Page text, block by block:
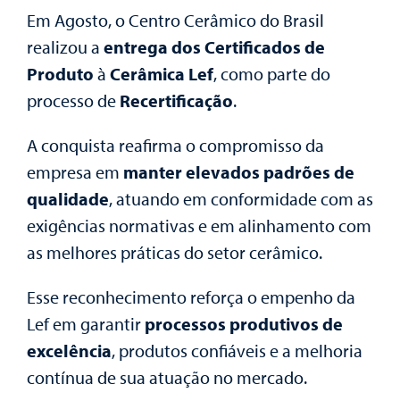
Em Agosto, o Centro Cerâmico do Brasil
realizou a entrega dos Certificados de
Produto à Cerâmica Lef, como parte do
processo de Recertificação.
A conquista reafirma o compromisso da
empresa em manter elevados padrões de
qualidade, atuando em conformidade com as
exigências normativas e em alinhamento com
as melhores práticas do setor cerâmico.
Esse reconhecimento reforça o empenho da
Lef em garantir processos produtivos de
excelência, produtos confiáveis e a melhoria
contínua de sua atuação no mercado.